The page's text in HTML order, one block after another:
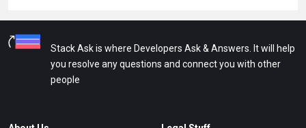
Stack Ask is where Developers Ask & Answers. It will help
you resolve any questions and connect you with other
people